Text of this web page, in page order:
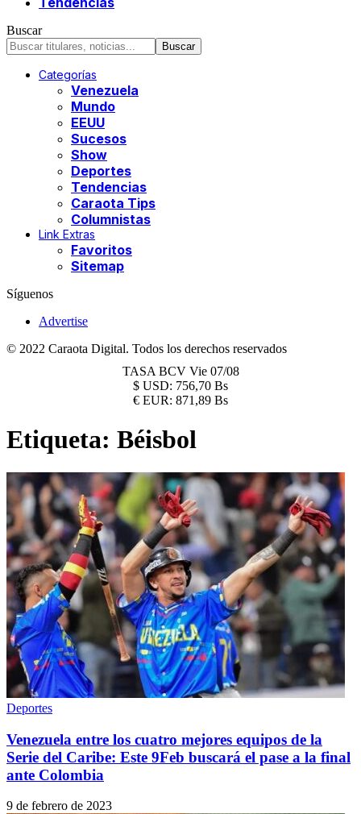
Buscar
Categorías
Venezuela
Mundo
EEUU
Sucesos
Show
Deportes
Tendencias
Caraota Tips
Columnistas
Link Extras
Favoritos
Sitemap
Síguenos
Advertise
© 2022 Caraota Digital. Todos los derechos reservados
TASA BCV Vie 07/08
$ USD: 756,70 Bs
€ EUR: 871,89 Bs
Etiqueta: Béisbol
Deportes
Venezuela entre los cuatro mejores equipos de la
Serie del Caribe: Este 9Feb buscará el pase a la final
ante Colombia
9 de febrero de 2023